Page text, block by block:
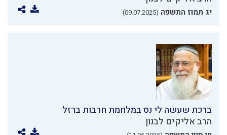
יג תמוז התשפה (09.07.2025)
ברכת שעשה לי נס במלחמת חרבות ברזל
הרב אליקים לבנון